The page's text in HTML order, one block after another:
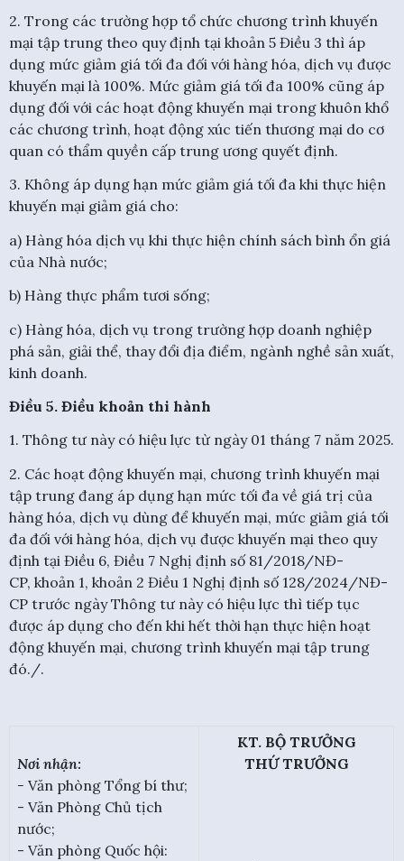
2. Trong các trường hợp tổ chức chương trình khuyến
mại tập trung theo quy định tại khoản 5 Điều 3 thì áp
dụng mức giảm giá tối đa đối với hàng hóa, dịch vụ được
khuyến mại là 100%. Mức giảm giá tối đa 100% cũng áp
dụng đối với các hoạt động khuyến mại trong khuôn khổ
các chương trình, hoạt động xúc tiến thương mại do cơ
quan có thẩm quyền cấp trung ương quyết định.
3. Không áp dụng hạn mức giảm giá tối đa khi thực hiện
khuyến mại giảm giá cho:
a) Hàng hóa dịch vụ khi thực hiện chính sách bình ổn giá
của Nhà nước;
b) Hàng thực phẩm tươi sống;
c) Hàng hóa, dịch vụ trong trường hợp doanh nghiệp
phá sản, giải thể, thay đổi địa điểm, ngành nghề sản xuất,
kinh doanh.
Điều 5. Điều khoản thi hành
1. Thông tư này có hiệu lực từ ngày 01 tháng 7 năm 2025.
2. Các hoạt động khuyến mại, chương trình khuyến mại
tập trung đang áp dụng hạn mức tối đa về giá trị của
hàng hóa, dịch vụ dùng để khuyến mại, mức giảm giá tối
đa đối với hàng hóa, dịch vụ được khuyến mại theo quy
định tại Điều 6, Điều 7 Nghị định số 81/2018/NĐ-
CP, khoản 1, khoản 2 Điều 1 Nghị định số 128/2024/NĐ-
CP trước ngày Thông tư này có hiệu lực thì tiếp tục
được áp dụng cho đến khi hết thời hạn thực hiện hoạt
động khuyến mại, chương trình khuyến mại tập trung
đó./.
Nơi nhận:
- Văn phòng Tổng bí thư;
- Văn Phòng Chủ tịch
nước;
- Văn phòng Quốc hội:
KT. BỘ TRƯỞNG
THỨ TRƯỞNG